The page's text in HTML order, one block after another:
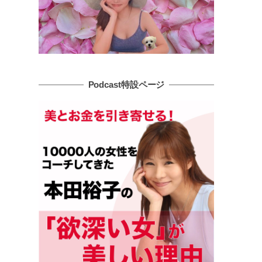
Podcast特設ページ